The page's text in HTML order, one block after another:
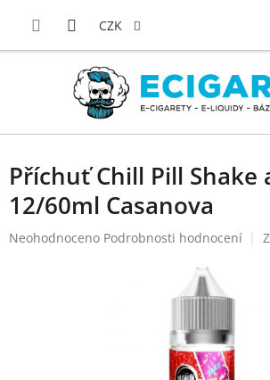
CZK
Příchuť Chill Pill Shake
12/60ml Casanova
Průměrné
Neohodnoceno Podrobnosti hodnocení